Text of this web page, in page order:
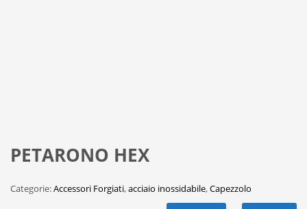
PETARONO HEX
Categorie:Accessori Forgiati,acciaio inossidabile,Capezzolo